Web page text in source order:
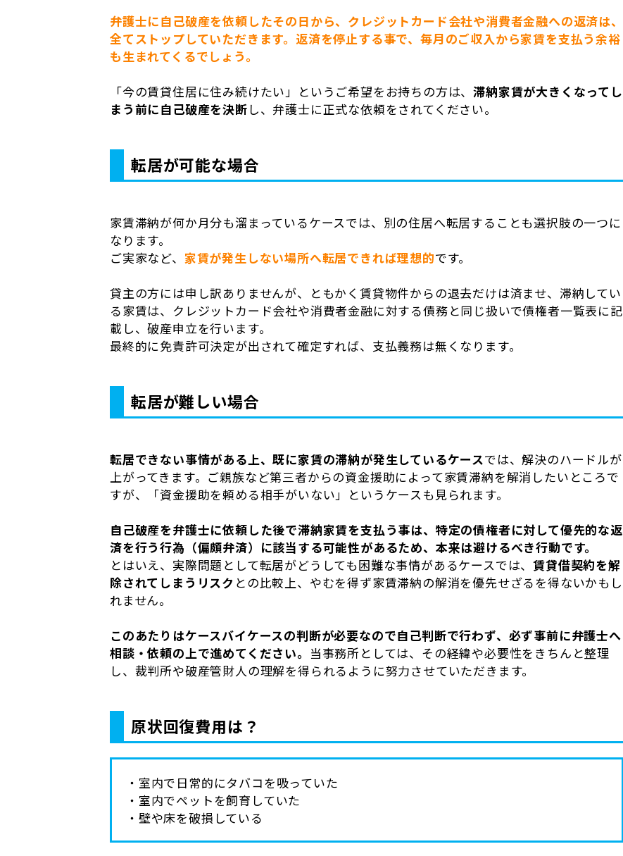
弁護士に自己破産を依頼したその日から、クレジットカード会社や消費者金融への返済は、
全てストップしていただきます。返済を停止する事で、毎月のご収入から家賃を支払う余裕
も生まれてくるでしょう。
「今の賃貸住居に住み続けたい」というご希望をお持ちの方は、滞納家賃が大きくなってし
まう前に自己破産を決断 し、弁護士に正式な依頼をされてください。
転居が可能な場合
家賃滞納が何か月分も溜まっているケースでは、別の住居へ転居することも選択肢の一つに
なります。
ご実家など、 家賃が発生しない場所へ転居できれば理想的です。
貸主の方には申し訳ありませんが、ともかく賃貸物件からの退去だけは済ませ、滞納してい
る家賃は、クレジットカード会社や消費者金融に対する債務と同じ扱いで債権者一覧表に記
載し、破産申立を行います。
最終的に免責許可決定が出されて確定すれば、支払義務は無くなります。
転居が難しい場合
転居できない事情がある上、既に家賃の滞納が発生しているケースでは、解決のハードルが
上がってきます。ご親族など第三者からの資金援助によって家賃滞納を解消したいところで
すが、「資金援助を頼める相手がいない」というケースも見られます。
自己破産を弁護士に依頼した後で滞納家賃を支払う事は、特定の債権者に対して優先的な返
済を行う行為（偏頗弁済）に該当する可能性があるため、本来は避けるべき行動です。
とはいえ、実際問題として転居がどうしても困難な事情があるケースでは、賃貸借契約を解
除されてしまうリスク との比較上、やむを得ず家賃滞納の解消を優先せざるを得ないかもし
れません。
このあたりはケースバイケースの判断が必要なので自己判断で行わず、必ず事前に弁護士へ
相談・依頼の上で進めてください。 当事務所としては、その経緯や必要性をきちんと整理
し、裁判所や破産管財人の理解を得られるように努力させていただきます。
原状回復費用は？
・室内で日常的にタバコを吸っていた
・室内でペットを飼育していた
・壁や床を破損している